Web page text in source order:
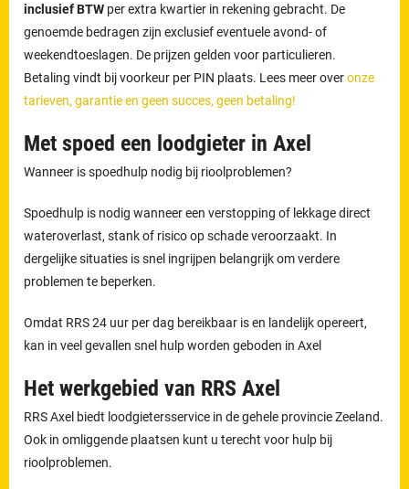
inclusief BTW per extra kwartier in rekening gebracht. De
genoemde bedragen zijn exclusief eventuele avond- of
weekendtoeslagen. De prijzen gelden voor particulieren.
Betaling vindt bij voorkeur per PIN plaats. Lees meer overonze
tarieven, garantie en geen succes, geen betaling!
Met spoed een loodgieter in Axel
Wanneer is spoedhulp nodig bij rioolproblemen?
Spoedhulp is nodig wanneer een verstopping of lekkage direct
wateroverlast, stank of risico op schade veroorzaakt. In
dergelijke situaties is snel ingrijpen belangrijk om verdere
problemen te beperken.
Omdat RRS 24 uur per dag bereikbaar is en landelijk opereert,
kan in veel gevallen snel hulp worden geboden in Axel
Het werkgebied van RRS Axel
RRS Axel biedt loodgietersservice in de gehele provincie Zeeland.
Ook in omliggende plaatsen kunt u terecht voor hulp bij
rioolproblemen.